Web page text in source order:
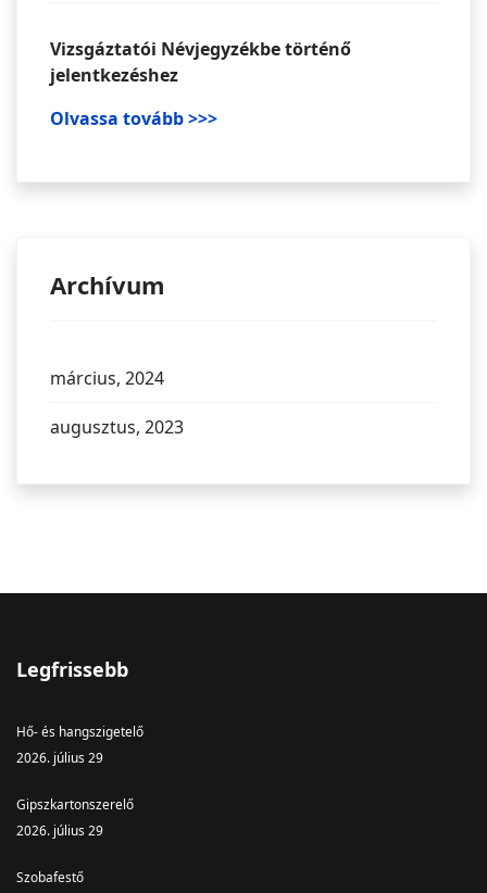
Vizsgáztatói Névjegyzékbe történő
jelentkezéshez
Olvassa tovább >>>
Archívum
március, 2024
augusztus, 2023
Legfrissebb
Hő- és hangszigetelő
2026. július 29
Gipszkartonszerelő
2026. július 29
Szobafestő